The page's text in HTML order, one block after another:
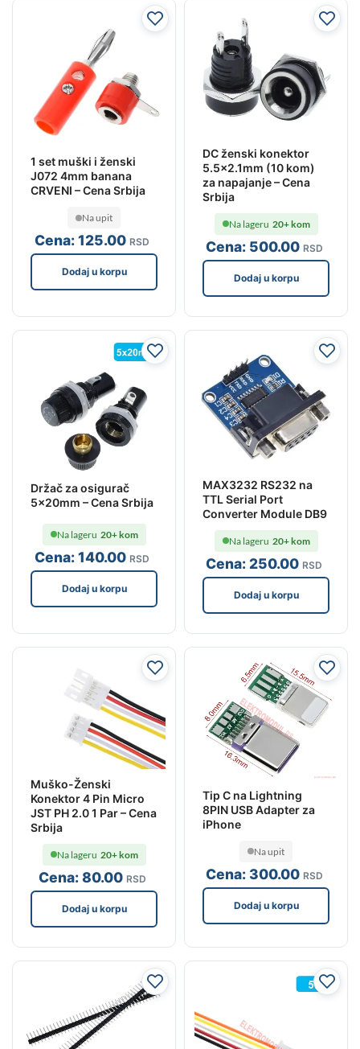
1 set muški i ženski
J072 4mm banana
CRVENI – Cena Srbija
Cena:125.00 RSD
Na upit
Dodaj u korpu
DC ženski konektor
5.5×2.1mm (10 kom)
za napajanje – Cena
Srbija
Cena: 500.00 RSD
Na lageru 20+ kom
Dodaj u korpu
Držač za osigurač
5x20mm – Cena Srbija
Cena:140.00 RSD
Na lageru 20+ kom
Dodaj u korpu
MAX3232 RS232 na
TTL Serial Port
Converter Module DB9
Cena: 250.00 RSD
Na lageru 20+ kom
Dodaj u korpu
Muško-Ženski
Konektor 4 Pin Micro
JST PH 2.0 1 Par – Cena
Srbija
Cena:80.00 RSD
Na lageru 20+ kom
Dodaj u korpu
Tip C na Lightning
8PIN USB Adapter za
iPhone
Cena:300.00 RSD
Na upit
Dodaj u korpu